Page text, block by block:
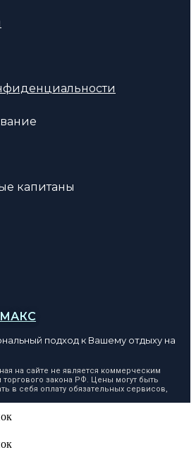
капитаны
подход к Вашему отдыху на
на сайте не является коммерческим
закона РФ. Цены могут быть
в себя оплату обязательных сервисов,